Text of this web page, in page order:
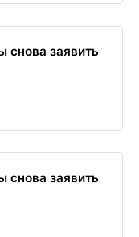
снова заявить
снова заявить